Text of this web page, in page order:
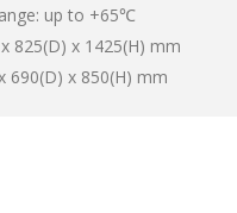
up to +65℃
825(D) x 1425(H) mm
690(D) x 850(H) mm